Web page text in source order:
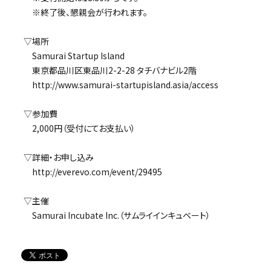
※終了後、懇親会が行われます。
▽場所
Samurai Startup Island
東京都品川区東品川2-2-28 タチバナビル2階
http://www.samurai-startupisland.asia/access
▽参加費
2,000円（受付にてお支払い）
▽詳細・お申し込み
http://everevo.com/event/29495
▽主催
Samurai Incubate Inc.（サムライインキュベート）